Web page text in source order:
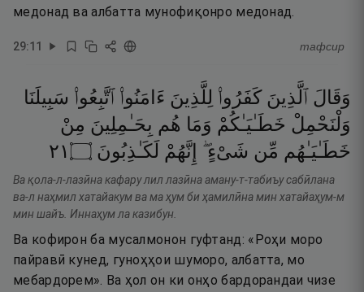
медонад ва албатта мунофиқонро медонад.
29:11 тафсир
وَقَالَ ٱلَّذِينَ كَفَرُوا۟ لِلَّذِينَ ءَامَنُوا۟ ٱتَّبِعُوا۟ سَبِيلَنَا
وَلْنَحْمِلْ خَطَـٰيَـٰكُمْ وَمَا هُم بِحَـٰمِلِينَ مِنْ
خَطَـٰيَـٰهُم مِّن شَىْءٍ ۖ إِنَّهُمْ لَكَـٰذِبُونَ ۝١٢
Ва қола-л-лазӣна кафару лил лазӣна аману-т-табиъу сабӣлана
ва-л наҳмил хатайакум ва ма ҳум би ҳамилӣна мин хатайаҳум-м
мин шайъ. Иннаҳум ла казибун.
Ва кофирон ба мусалмонон гуфтанд: «Роҳи моро
пайравӣ кунед, гуноҳҳои шуморо, албатта, мо
мебардорем». Ва ҳол он ки онҳо бардорандаи чизе